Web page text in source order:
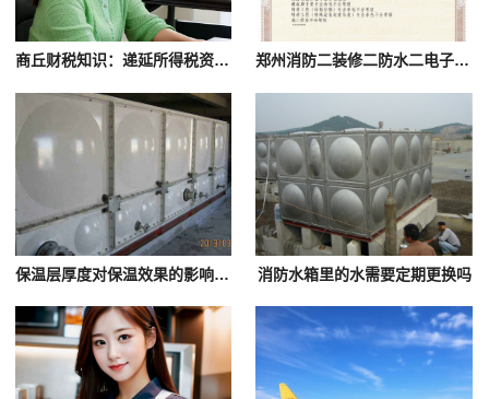
商丘财税知识：递延所得税资产转回的金额如何计算？ 郑州消防二装修二防水二电子智能化二级劳务资质转让股权澄
保温层厚度对保温效果的影响很大 消防水箱里的水需要定期更换吗